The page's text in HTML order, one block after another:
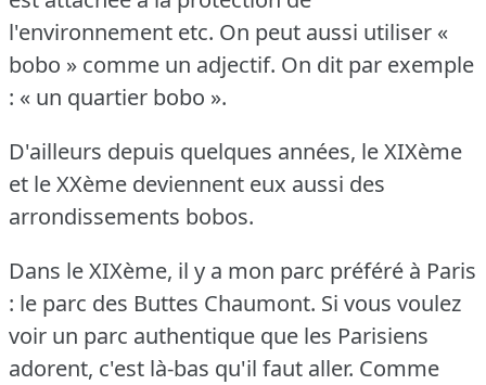
l'environnement etc. On peut aussi utiliser «
bobo » comme un adjectif. On dit par exemple
: « un quartier bobo ».
D'ailleurs depuis quelques années, le XIXème
et le XXème deviennent eux aussi des
arrondissements bobos.
Dans le XIXème, il y a mon parc préféré à Paris
: le parc des Buttes Chaumont. Si vous voulez
voir un parc authentique que les Parisiens
adorent, c'est là-bas qu'il faut aller. Comme